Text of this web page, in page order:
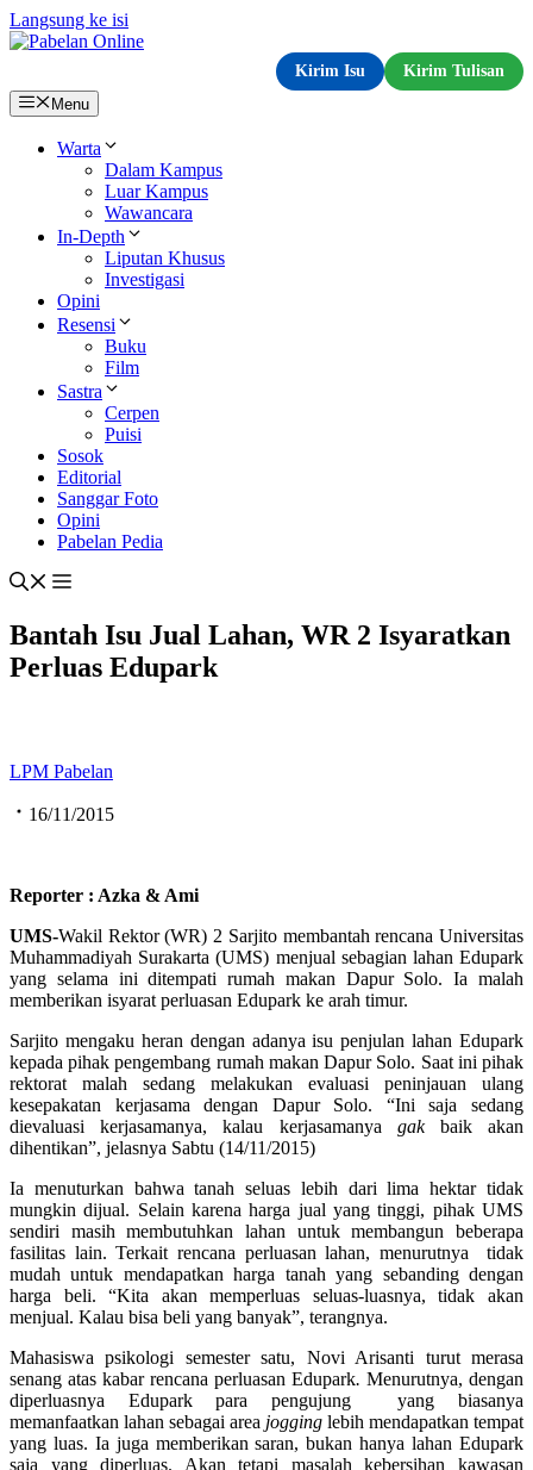
Langsung ke isi
Kirim Isu
Kirim Tulisan
Menu
Warta
Dalam Kampus
Luar Kampus
Wawancara
In-Depth
Liputan Khusus
Investigasi
Opini
Resensi
Buku
Film
Sastra
Cerpen
Puisi
Sosok
Editorial
Sanggar Foto
Opini
Pabelan Pedia
Bantah Isu Jual Lahan, WR 2 Isyaratkan
Perluas Edupark
LPM Pabelan
16/11/2015
Reporter : Azka & Ami
UMS-Wakil Rektor (WR) 2 Sarjito membantah rencana Universitas
Muhammadiyah Surakarta (UMS) menjual sebagian lahan Edupark
yang selama ini ditempati rumah makan Dapur Solo. Ia malah
memberikan isyarat perluasan Edupark ke arah timur.
Sarjito mengaku heran dengan adanya isu penjulan lahan Edupark
kepada pihak pengembang rumah makan Dapur Solo. Saat ini pihak
rektorat malah sedang melakukan evaluasi peninjauan ulang
kesepakatan kerjasama dengan Dapur Solo. “Ini saja sedang
dievaluasi kerjasamanya, kalau kerjasamanya gakbaik akan
dihentikan”, jelasnya Sabtu (14/11/2015)
Ia menuturkan bahwa tanah seluas lebih dari lima hektar tidak
mungkin dijual. Selain karena harga jual yang tinggi, pihak UMS
sendiri masih membutuhkan lahan untuk membangun beberapa
fasilitas lain. Terkait rencana perluasan lahan, menurutnya tidak
mudah untuk mendapatkan harga tanah yang sebanding dengan
harga beli. “Kita akan memperluas seluas-luasnya, tidak akan
menjual. Kalau bisa beli yang banyak”, terangnya.
Mahasiswa psikologi semester satu, Novi Arisanti turut merasa
senang atas kabar rencana perluasan Edupark. Menurutnya, dengan
diperluasnya Edupark para pengujung yang biasanya
memanfaatkan lahan sebagai area jogging lebih mendapatkan tempat
yang luas. Ia juga memberikan saran, bukan hanya lahan Edupark
saja yang diperluas. Akan tetapi masalah kebersihan kawasan